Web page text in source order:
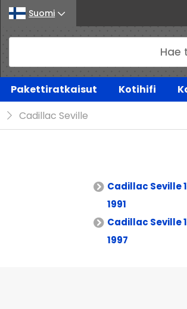
Suomi
Pakettiratkaisut Kotihifi
Cadillac Seville
Cadillac Seville
1991
Cadillac Seville
1997